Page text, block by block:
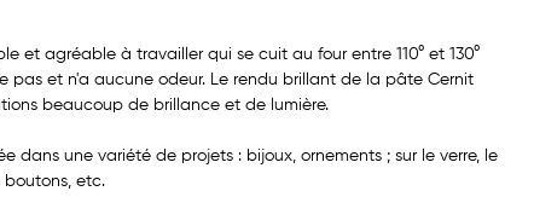
et agréable à travailler qui se cuit au four entre 110° et 130°
pas et n'a aucune odeur. Le rendu brillant de la pâte Cernit
beaucoup de brillance et de lumière.
dans une variété de projets : bijoux, ornements ; sur le verre, le
boutons, etc.